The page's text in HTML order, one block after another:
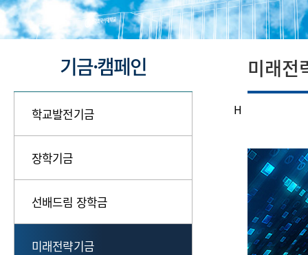
장학기금
선배드림 장
기금·캠페인
학교발전기금
장학기금
선배드림 장학금
미래전략기금
H
미래전